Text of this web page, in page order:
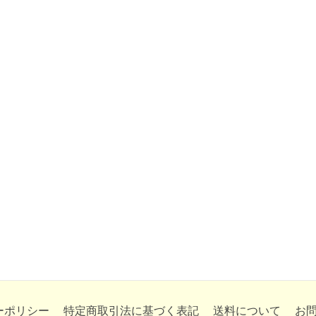
ポリシー 特定商取引法に基づく表記 送料について お